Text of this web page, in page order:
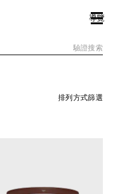
導覽
驗證搜索
排列方式篩選